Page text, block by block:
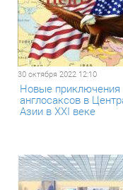
30 октября 2022 12:10
Новые приключения
англосаксов в
Азии в XXI веке